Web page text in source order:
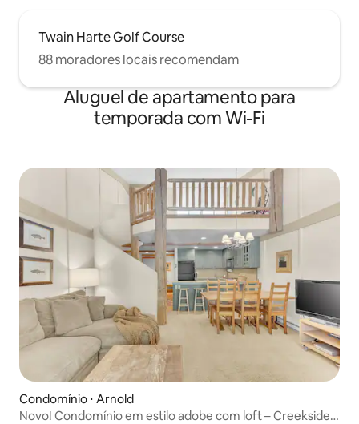
Twain Harte Golf Course
88 moradores locais recomendam
Aluguel de apartamento para
temporada com Wi-Fi
Condomínio ⋅ Arnold
Novo! Condomínio em estilo adobe com loft – Creekside